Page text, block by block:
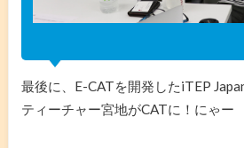
最後に、E-CATを開発したiTEP
ティーチャー宮地がCATに！にゃー